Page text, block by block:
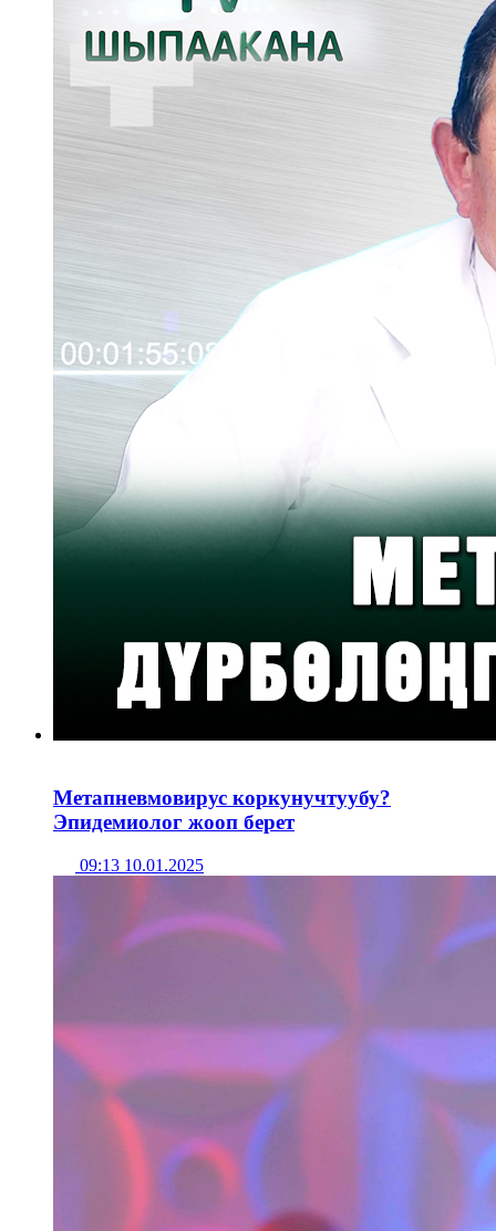
Метапневмовирус коркунучтуубу?
Эпидемиолог жооп берет
09:13 10.01.2025